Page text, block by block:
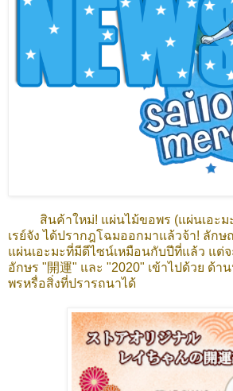
สินค้าใหม่! แผ่นไม้ขอพร (แผ่นเอะม
เรย์จัง ได้ปรากฎโฉมออกมาแล้วจ้า! ลัก
แผ่นเอะมะที่มีดีไซน์เหมือนกับปีที่แล้ว แต่จ
อักษร "開運" และ "2020" เข้าไปด้วย ด้า
พรหรื่อสิ่งที่ปรารถนาได้